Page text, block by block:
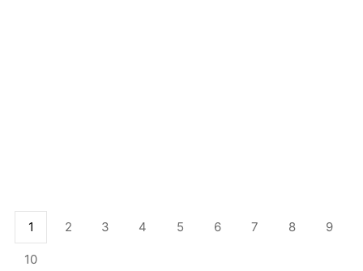
1 2 3 4 5 6 7 8 9
10